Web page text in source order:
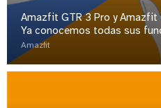
Amazfit GTR 3 Pro y
Ya conocemos todas sus
Amazfit